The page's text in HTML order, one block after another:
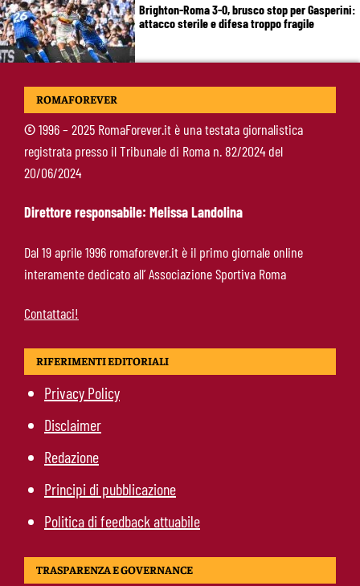
Brighton-Roma 3-0, brusco stop per Gasperini:
attacco sterile e difesa troppo fragile
McKennie sorprende tutti: “Il mio idolo era
Molina-Roma, arrivo oggi: il passaporto può
sbloccare un altro colpo
ROMAFOREVER
©1996 – 2025 RomaForever.it è una testata giornalistica
registrata presso il Tribunale di Roma n. 82/2024 del
20/06/2024
Direttore responsabile: Melissa Landolina
Dal 19 aprile 1996 romaforever.it è il primo giornale online
interamente dedicato all’ Associazione Sportiva Roma
Contattaci!
RIFERIMENTI EDITORIALI
Privacy Policy
Disclaimer
Redazione
Principi di pubblicazione
Politica di feedback attuabile
TRASPARENZA E GOVERNANCE